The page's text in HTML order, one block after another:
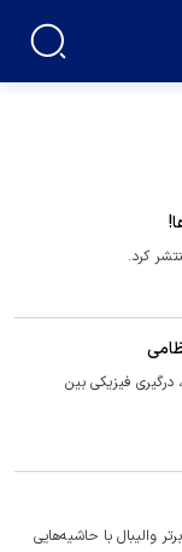
کرد.
فیزیکی بین
والیبال با حاشیه‌هایی